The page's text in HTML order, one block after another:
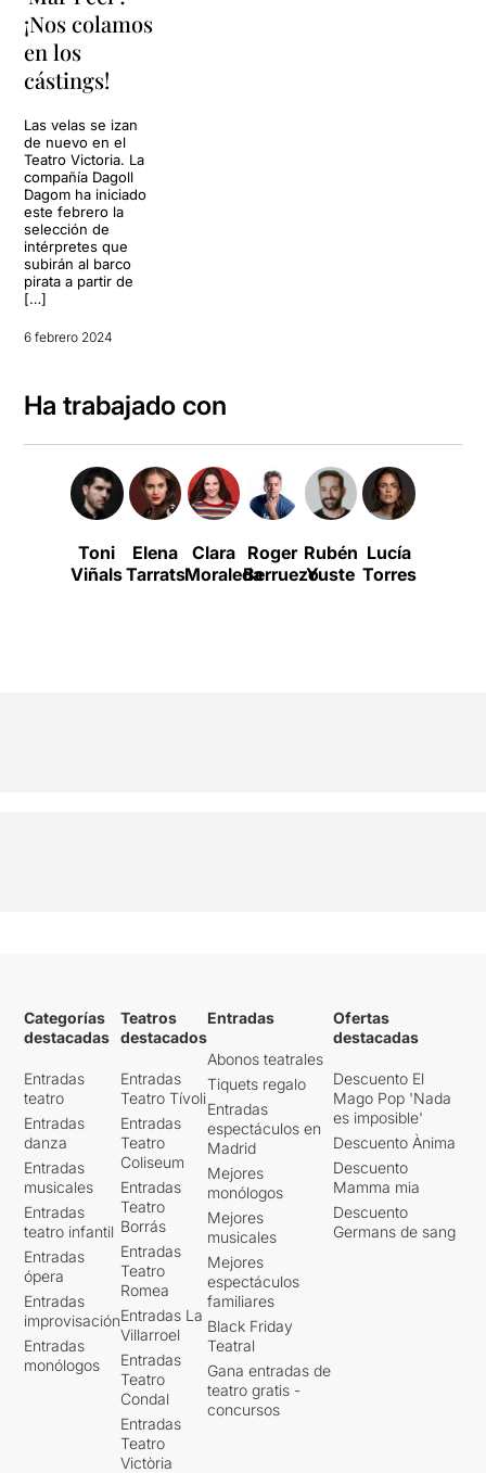
¡Nos colamos
en los
cástings!
Las velas se izan
de nuevo en el
Teatro Victoria. La
compañía Dagoll
Dagom ha iniciado
este febrero la
selección de
intérpretes que
subirán al barco
pirata a partir de
[…]
6 febrero 2024
Ha trabajado con
Toni
Viñals
Elena
Tarrats
Clara
Moraleda
Roger
Berruezo
Rubén
Yuste
Lucía
Torres
Categorías
destacadas
Entradas
teatro
Entradas
danza
Entradas
musicales
Entradas
teatro infantil
Entradas
ópera
Entradas
improvisación
Entradas
monólogos
Teatros
destacados
Entradas
Teatro Tívoli
Entradas
Teatro
Coliseum
Entradas
Teatro
Borrás
Entradas
Teatro
Romea
Entradas La
Villarroel
Entradas
Teatro
Condal
Entradas
Teatro
Victòria
Entradas
Abonos teatrales
Tiquets regalo
Entradas
espectáculos en
Madrid
Mejores
monólogos
Mejores
musicales
Mejores
espectáculos
familiares
Black Friday
Teatral
Gana entradas de
teatro gratis -
concursos
Ofertas
destacadas
Descuento El
Mago Pop 'Nada
es imposible'
Descuento Ànima
Descuento
Mamma mia
Descuento
Germans de sang